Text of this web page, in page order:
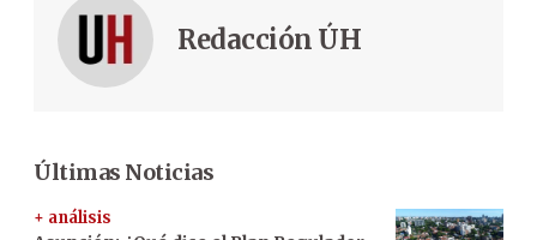
Redacción ÚH
Últimas Noticias
+ análisis